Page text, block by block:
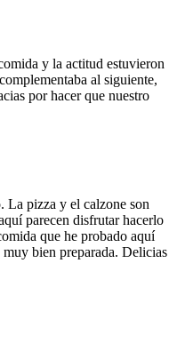
y la actitud estuvieron
al siguiente,
por hacer que nuestro
La pizza y el calzone son
parecen disfrutar hacerlo
que he probado aquí
bien preparada. Delicias